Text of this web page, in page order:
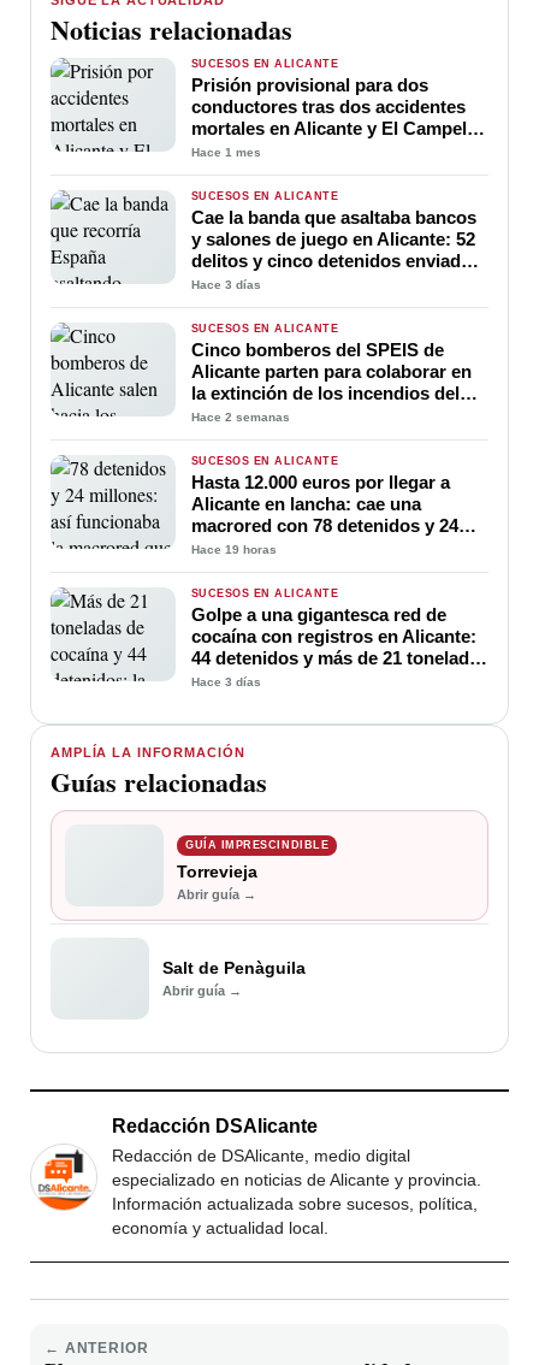
AMPLÍA LA INFORMACIÓN
Guías relacionadas
GUÍA IMPRESCINDIBLE
Torrevieja
Abrir guía →
Salt de Penàguila
Abrir guía →
Noticias relacionadas
SUCESOS EN ALICANTE
Prisión provisional para dos
conductores tras dos accidentes
mortales en Alicante y El Campello
por conducir bajo los efectos del
alcohol y las drogas
Hace 1 mes
SUCESOS EN ALICANTE
Cae la banda que asaltaba bancos
y salones de juego en Alicante: 52
delitos y cinco detenidos enviados
a prisión
Hace 3 días
SUCESOS EN ALICANTE
Cinco bomberos del SPEIS de
Alicante parten para colaborar en
la extinción de los incendios del
centro de España
Hace 2 semanas
SUCESOS EN ALICANTE
Hasta 12.000 euros por llegar a
Alicante en lancha: cae una
macrored con 78 detenidos y 24
millones de beneficio
Hace 19 horas
SUCESOS EN ALICANTE
Golpe a una gigantesca red de
cocaína con registros en Alicante:
44 detenidos y más de 21 toneladas
intervenidas
Hace 3 días
Redacción DSAlicante
Redacción de DSAlicante, medio digital
especializado en noticias de Alicante y provincia.
Información actualizada sobre sucesos, política,
economía y actualidad local.
← ANTERIOR